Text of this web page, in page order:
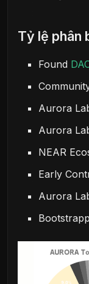
Tỷ lệ phân
Found
Aurora
Aurora
NEAR
Early
Aurora